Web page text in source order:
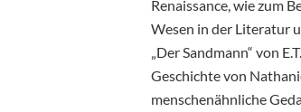
Renaissance, wie zum
Wesen in der Literatur
„Der Sandmann“ von
Geschichte von
menschenähnliche